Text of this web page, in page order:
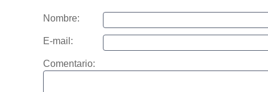
Nombre:
E-mail:
Comentario: